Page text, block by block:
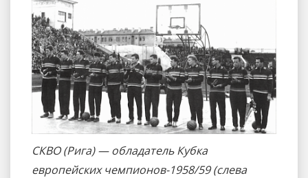
СКВО (Рига) — обладатель Кубка
европейских чемпионов-1958/59 (слева